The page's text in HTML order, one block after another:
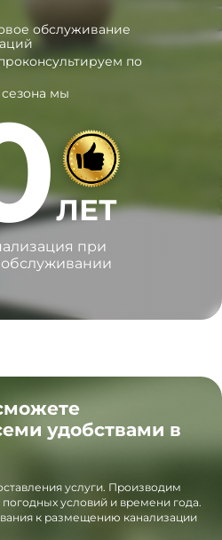
обслуживание
по
мы
ЛЕТ
при
удобствами в
услуги. Производим
условий и времени года.
к размещению канализации